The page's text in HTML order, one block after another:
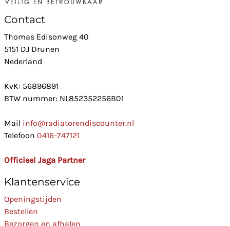
Contact
Thomas Edisonweg 40
5151 DJ Drunen
Nederland
KvK: 56896891
BTW nummer: NL852352256B01
Mail info@radiatorendiscounter.nl
Telefoon 0416-747121
Officieel Jaga Partner
Klantenservice
Openingstijden
Bestellen
Bezorgen en afhalen